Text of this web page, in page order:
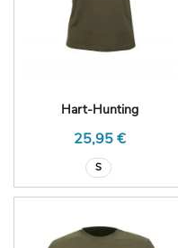
Hart-Hunting
25,95 €
S